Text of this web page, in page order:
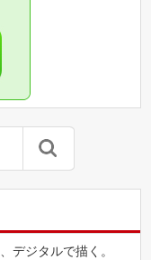
デジタルで描く。